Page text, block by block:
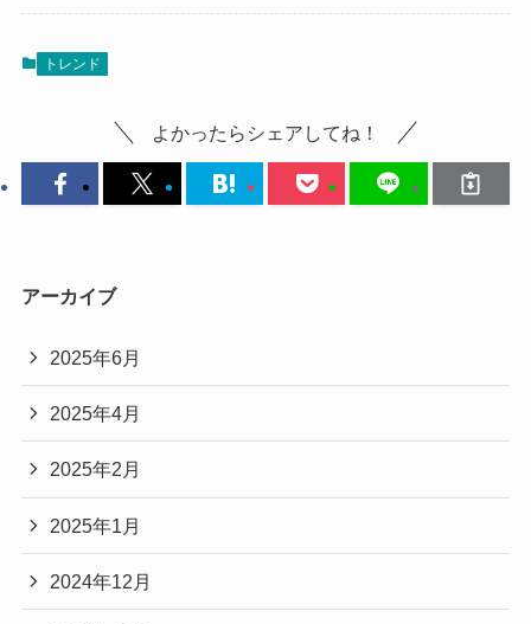
トレンド
よかったらシェアしてね！
アーカイブ
2025年6月
2025年4月
2025年2月
2025年1月
2024年12月